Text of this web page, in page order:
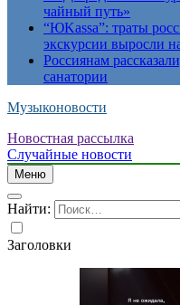
чайный путь»
“ЮKassa”: траты
экскурсии выросли
Россиянам
санатории
Музыконовости
Новостная рассылка
Случайные новости
Меню
Найти:
Заголовки